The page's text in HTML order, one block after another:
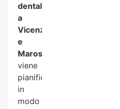
dentale
a
Vicenza
e
Marostica
viene
pianificato
in
modo